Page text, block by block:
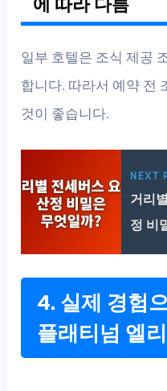
에 따라 다름
일부 호텔은 조식 제공
합니다. 따라서 예약 전
것이 좋습니다.
NEXT
거리
정 비
4. 실제 경험
플래티넘 엘